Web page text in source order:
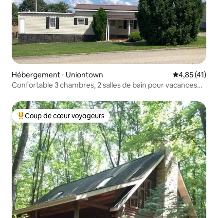
Hébergement ⋅ Uniontown Évaluation
4,85 (41)
Confortable 3 chambres, 2 salles de bain pour vacances
Coups de cœur voyageurs les plus appréciés
Coup de cœur voyageurs